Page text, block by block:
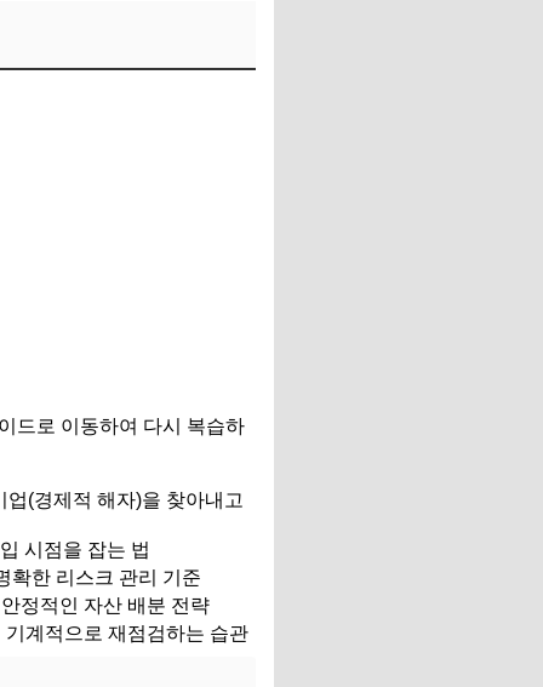
드로 이동하여 다시 복습하
(경제적 해자)을 찾아내고
시점을 잡는 법
확한 리스크 관리 기준
정적인 자산 배분 전략
계적으로 재점검하는 습관